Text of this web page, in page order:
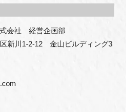
会社　経営企画部
新川1-2-12　金山ビルディング3